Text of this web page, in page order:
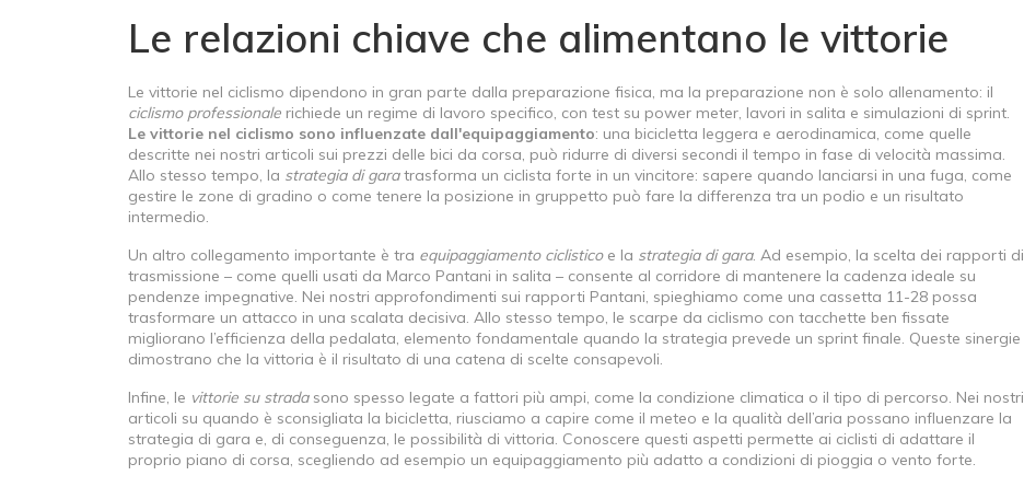
Le relazioni chiave che alimentano le vittorie
Le vittorie nel ciclismo dipendono in gran parte dalla preparazione fisica, ma la preparazione non è solo allenamento: il
ciclismo professionale richiede un regime di lavoro specifico, con test su power meter, lavori in salita e simulazioni di sprint.
Le vittorie nel ciclismo sono influenzate dall'equipaggiamento: una bicicletta leggera e aerodinamica, come quelle
descritte nei nostri articoli sui prezzi delle bici da corsa, può ridurre di diversi secondi il tempo in fase di velocità massima.
Allo stesso tempo, la strategia di garatrasforma un ciclista forte in un vincitore: sapere quando lanciarsi in una fuga, come
gestire le zone di gradino o come tenere la posizione in gruppetto può fare la differenza tra un podio e un risultato
intermedio.
Un altro collegamento importante è tra equipaggiamento ciclisticoe la strategia di gara. Ad esempio, la scelta dei rapporti di
trasmissione – come quelli usati da Marco Pantani in salita – consente al corridore di mantenere la cadenza ideale su
pendenze impegnative. Nei nostri approfondimenti sui rapporti Pantani, spieghiamo come una cassetta 11-28 possa
trasformare un attacco in una scalata decisiva. Allo stesso tempo, le scarpe da ciclismo con tacchette ben fissate
migliorano l’efficienza della pedalata, elemento fondamentale quando la strategia prevede un sprint finale. Queste sinergie
dimostrano che la vittoria è il risultato di una catena di scelte consapevoli.
Infine, le vittorie su stradasono spesso legate a fattori più ampi, come la condizione climatica o il tipo di percorso. Nei nostri
articoli su quando è sconsigliata la bicicletta, riusciamo a capire come il meteo e la qualità dell’aria possano influenzare la
strategia di gara e, di conseguenza, le possibilità di vittoria. Conoscere questi aspetti permette ai ciclisti di adattare il
proprio piano di corsa, scegliendo ad esempio un equipaggiamento più adatto a condizioni di pioggia o vento forte.